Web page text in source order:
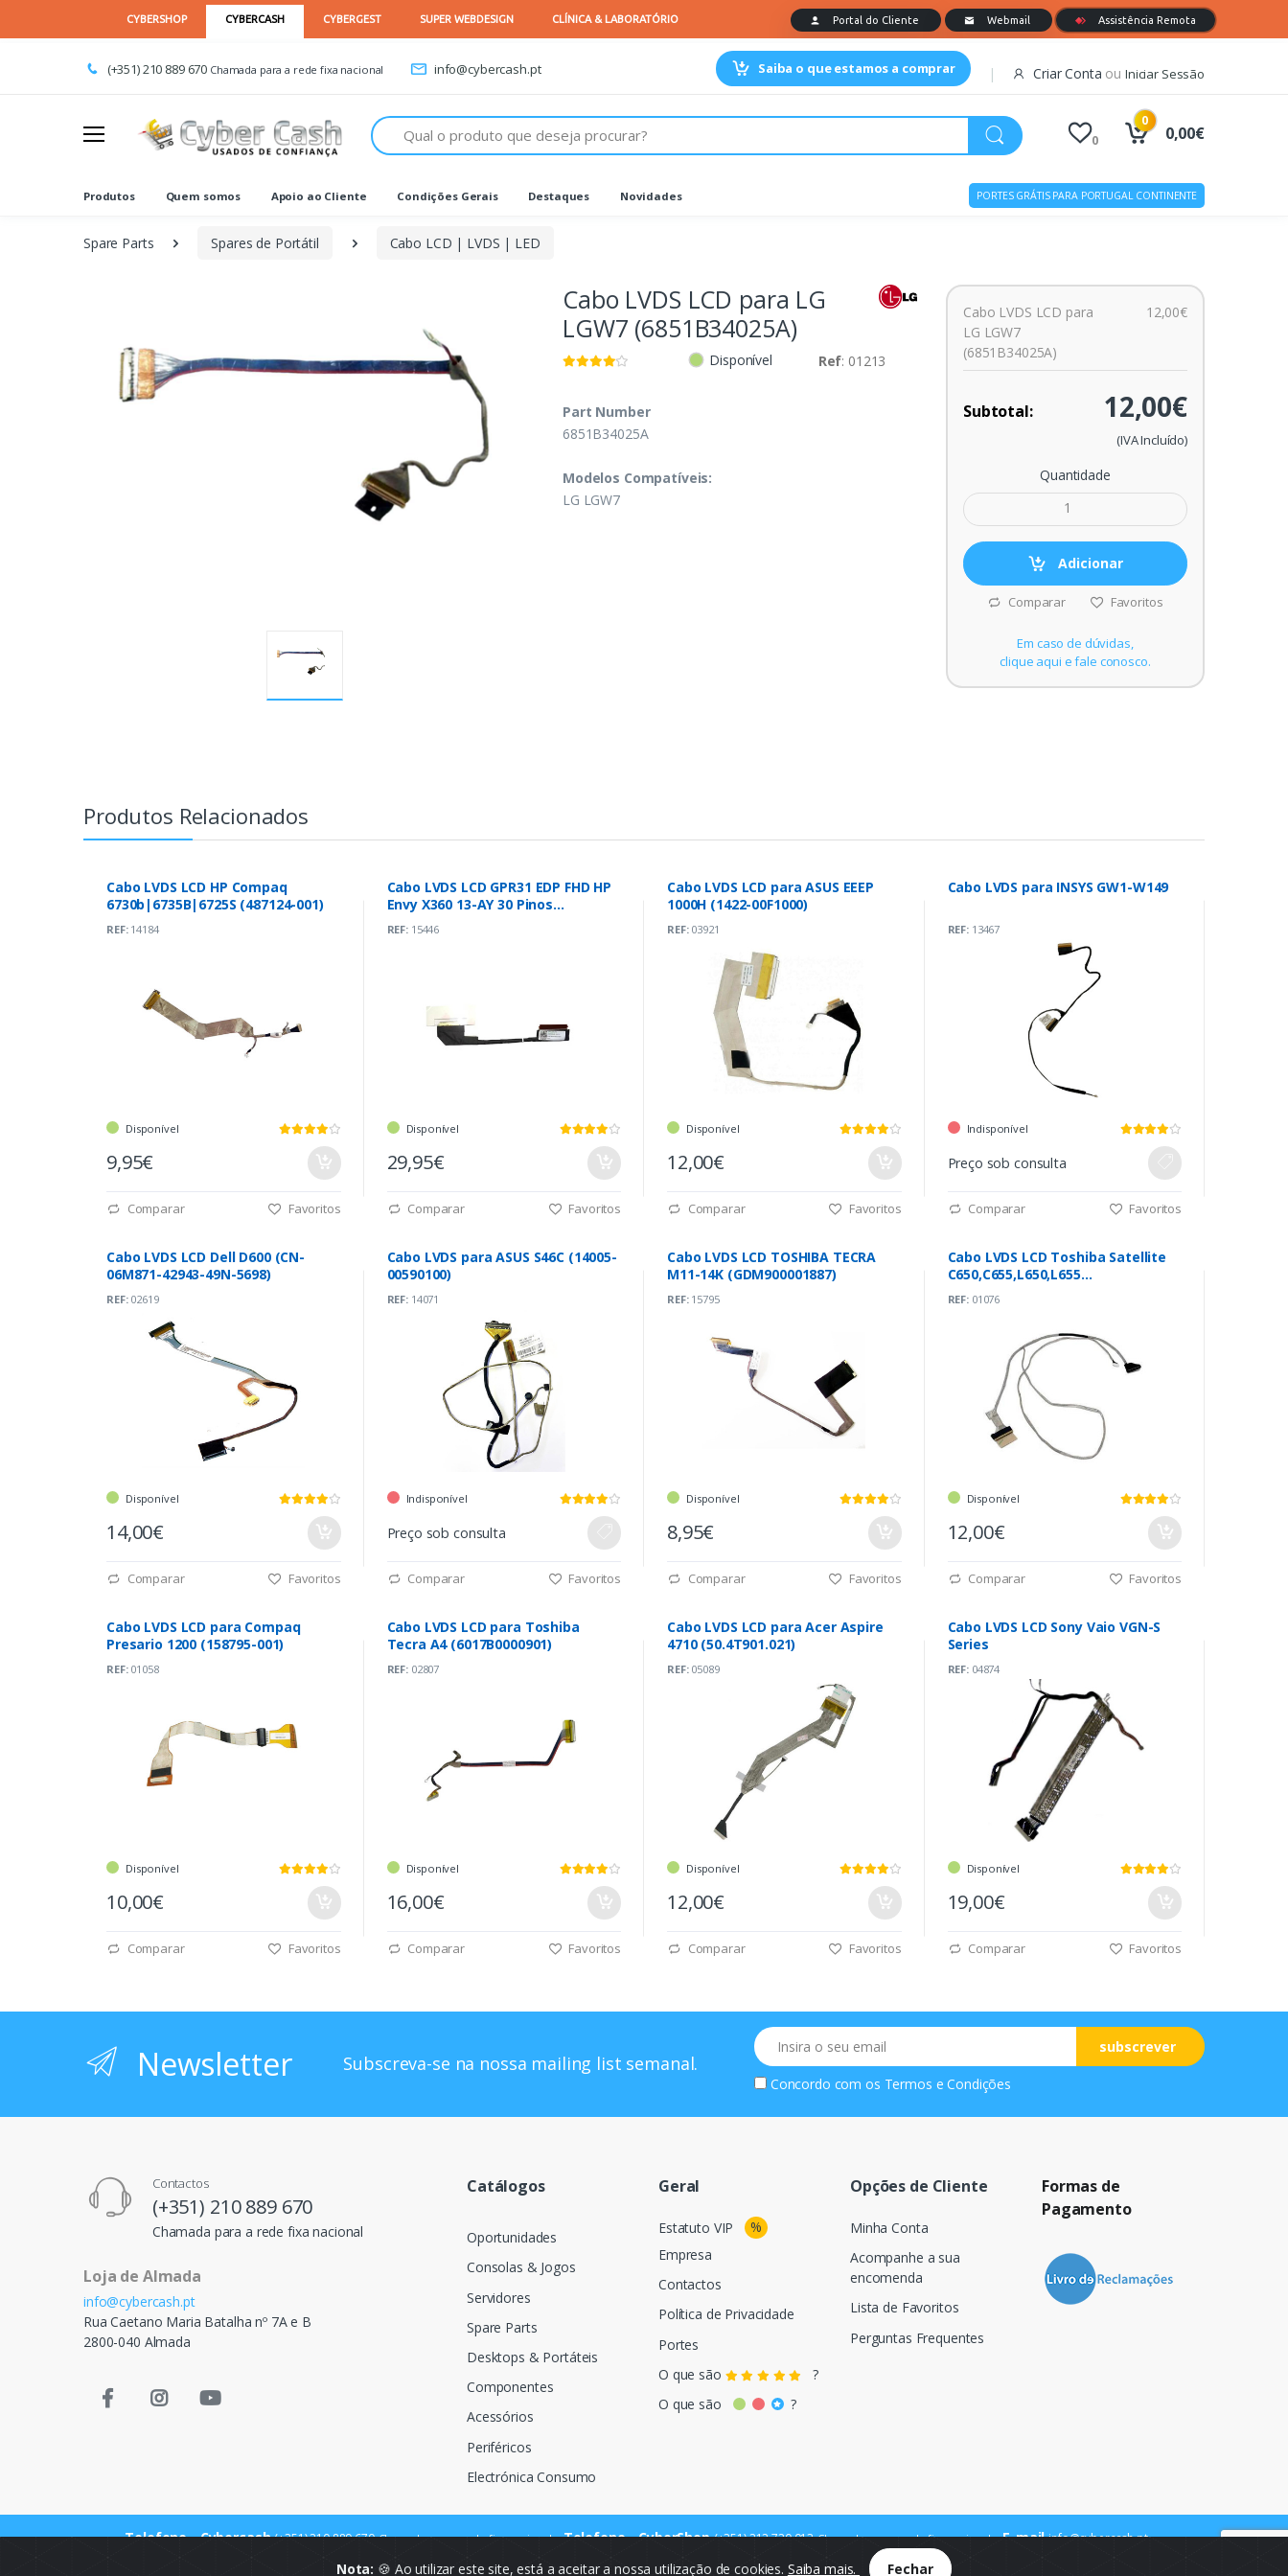
(+351) 210 889 670 Chamada para a rede fixa nacional info@cybercash.pt Saiba o que estamos a comprar Criar Conta ouIniciar Sessão
Procurar
0
0
0,00€
Produtos Quem somos Apoio ao Cliente Condições Gerais Destaques Novidades PORTES GRÁTIS PARA PORTUGAL CONTINENTE
Spare Parts Spares de Portátil Cabo LCD | LVDS | LED
Cabo LVDS LCD para LG
LGW7 (6851B34025A)
Disponível Ref: 01213
Part Number
6851B34025A
Modelos Compatíveis:
LG LGW7
Cabo LVDS LCD para
LG LGW7
(6851B34025A)
12,00€
Subtotal: 12,00€
(IVA Incluído)
Quantidade
Adicionar
Comparar Favoritos
Em caso de dúvidas,
clique aqui e fale conosco.
Produtos Relacionados
Cabo LVDS LCD HP Compaq
6730b|6735B|6725S (487124-001)
REF:14184
Disponível
9,95€
Comparar Favoritos
Cabo LVDS LCD GPR31 EDP FHD HP
Envy X360 13-AY 30 Pinos
REF:15446
Disponível
29,95€
Comparar Favoritos
Cabo LVDS LCD para ASUS EEEP
1000H (1422-00F1000)
REF:03921
Disponível
12,00€
Comparar Favoritos
Cabo LVDS para INSYS GW1-W149
REF:13467
Indisponível
Preço sob consulta
Comparar Favoritos
Cabo LVDS LCD Dell D600 (CN-
06M871-42943-49N-5698)
REF:02619
Disponível
14,00€
Comparar Favoritos
Cabo LVDS para ASUS S46C (14005-
00590100)
REF:14071
Indisponível
Preço sob consulta
Comparar Favoritos
Cabo LVDS LCD TOSHIBA TECRA
M11-14K (GDM900001887)
REF:15795
Disponível
8,95€
Comparar Favoritos
Cabo LVDS LCD Toshiba Satellite
C650,C655,L650,L655
REF:01076
Disponível
12,00€
Comparar Favoritos
Cabo LVDS LCD para Compaq
Presario 1200 (158795-001)
REF:01058
Disponível
10,00€
Comparar Favoritos
Cabo LVDS LCD para Toshiba
Tecra A4 (6017B0000901)
REF:02807
Disponível
16,00€
Comparar Favoritos
Cabo LVDS LCD para Acer Aspire
4710 (50.4T901.021)
REF:05089
Disponível
12,00€
Comparar Favoritos
Cabo LVDS LCD Sony Vaio VGN-S
Series
REF:04874
Disponível
19,00€
Comparar Favoritos
Newsletter Subscreva-se na nossa mailing list semanal.
Email
subscrever
Concordo com os Termos e Condições
Contactos
(+351) 210 889 670
Chamada para a rede fixa nacional
Loja de Almada
info@cybercash.pt
Rua Caetano Maria Batalha nº 7A e B
2800-040 Almada
Catálogos
Oportunidades
Consolas & Jogos
Servidores
Spare Parts
Desktops & Portáteis
Componentes
Acessórios
Periféricos
Electrónica Consumo
Geral
Estatuto VIP
%
Empresa
Contactos
Política de Privacidade
Portes
O que são
?
O que são
?
Opções de Cliente
Minha Conta
Acompanhe a sua
encomenda
Lista de Favoritos
Perguntas Frequentes
Formas de
Pagamento
Telefone - Cybercash (+351) 210 889 670 Chamada para a rede fixa nacional Telefone - CyberShop (+351) 212 720 013 Chamada para a rede fixa nacional E-mail info@cybercash.pt
Nota: 🍪 Ao utilizar este site, está a aceitar a nossa utilização de cookies. Saiba mais. Fechar